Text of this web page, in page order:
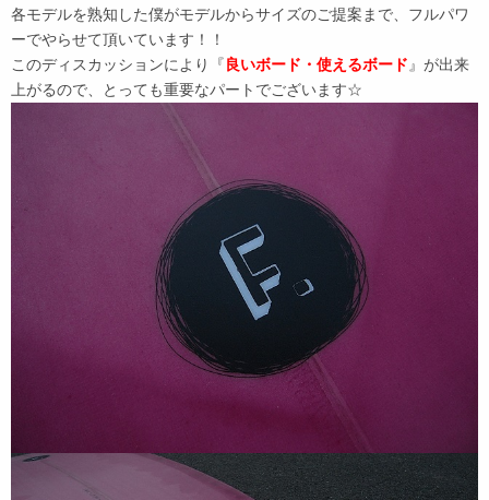
各モデルを熟知した僕がモデルからサイズのご提案まで、フルパワ
ーでやらせて頂いています！！
このディスカッションにより『良いボード・使えるボード 』が出来
上がるので、とっても重要なパートでございます☆